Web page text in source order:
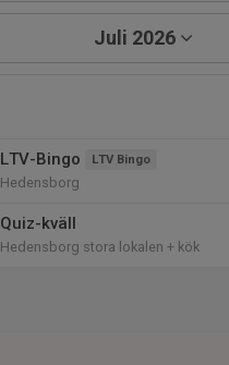
Juli 2026
LTV-Bingo LTV Bingo
Hedensborg
Quiz-kväll
Hedensborg stora lokalen + kök